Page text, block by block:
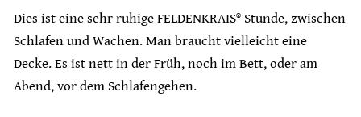
Dies ist eine sehr ruhige FELDENKRAIS® Stunde, zwischen
Schlafen und Wachen. Man braucht vielleicht eine
Decke. Es ist nett in der Früh, noch im Bett, oder am
Abend, vor dem Schlafengehen.